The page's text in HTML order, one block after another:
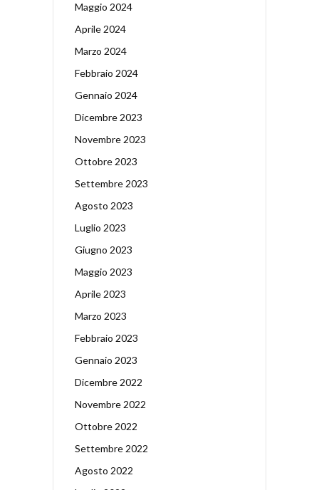
Maggio 2024
Aprile 2024
Marzo 2024
Febbraio 2024
Gennaio 2024
Dicembre 2023
Novembre 2023
Ottobre 2023
Settembre 2023
Agosto 2023
Luglio 2023
Giugno 2023
Maggio 2023
Aprile 2023
Marzo 2023
Febbraio 2023
Gennaio 2023
Dicembre 2022
Novembre 2022
Ottobre 2022
Settembre 2022
Agosto 2022